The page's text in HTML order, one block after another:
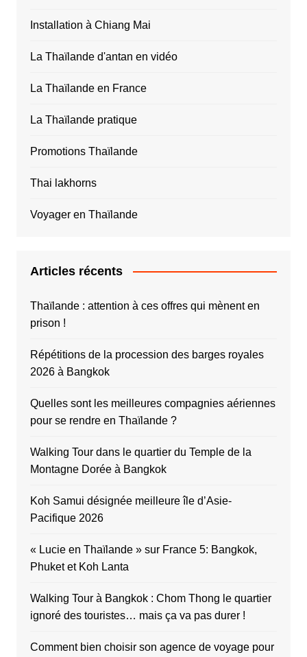
Installation à Chiang Mai
La Thaïlande d'antan en vidéo
La Thaïlande en France
La Thaïlande pratique
Promotions Thaïlande
Thai lakhorns
Voyager en Thaïlande
Articles récents
Thaïlande : attention à ces offres qui mènent en
prison !
Répétitions de la procession des barges royales
2026 à Bangkok
Quelles sont les meilleures compagnies aériennes
pour se rendre en Thaïlande ?
Walking Tour dans le quartier du Temple de la
Montagne Dorée à Bangkok
Koh Samui désignée meilleure île d’Asie-
Pacifique 2026
« Lucie en Thaïlande » sur France 5: Bangkok,
Phuket et Koh Lanta
Walking Tour à Bangkok : Chom Thong le quartier
ignoré des touristes… mais ça va pas durer !
Comment bien choisir son agence de voyage pour